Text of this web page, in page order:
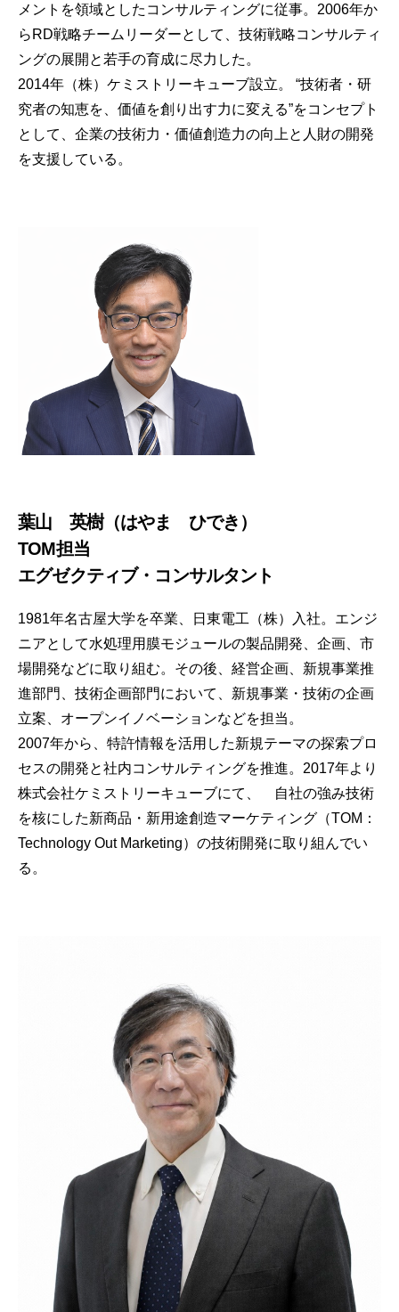
メントを領域としたコンサルティングに従事。2006年か
らRD戦略チームリーダーとして、技術戦略コンサルティ
ングの展開と若手の育成に尽力した。
2014年（株）ケミストリーキューブ設立。 “技術者・研
究者の知恵を、価値を創り出す力に変える”をコンセプト
として、企業の技術力・価値創造力の向上と人財の開発
を支援している。
葉山 英樹（はやま ひでき）
TOM担当
エグゼクティブ・コンサルタント
1981年名古屋大学を卒業、日東電工（株）入社。エンジ
ニアとして水処理用膜モジュールの製品開発、企画、市
場開発などに取り組む。その後、経営企画、新規事業推
進部門、技術企画部門において、新規事業・技術の企画
立案、オープンイノベーションなどを担当。
2007年から、特許情報を活用した新規テーマの探索プロ
セスの開発と社内コンサルティングを推進。2017年より
株式会社ケミストリーキューブにて、 自社の強み技術
を核にした新商品・新用途創造マーケティング（TOM：
Technology Out Marketing）の技術開発に取り組んでい
る。